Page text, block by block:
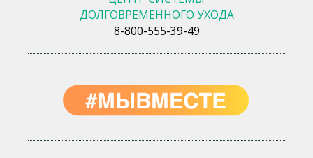
ДОЛГОВРЕМЕННОГО УХОДА
8-800-555-39-49